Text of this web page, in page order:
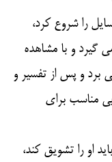
را شروع کرد،
گیرد و با مشاهده
برد و پس از تفسیر و
مناسب برای
او را تشویق کند،